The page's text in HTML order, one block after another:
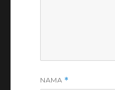
NAMA *